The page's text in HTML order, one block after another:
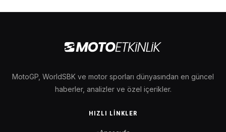
MotoGP, WorldSBK ve motor sporları dünyasından en güncel
haberler, analizler ve özel içerikler.
HIZLI LINKLER